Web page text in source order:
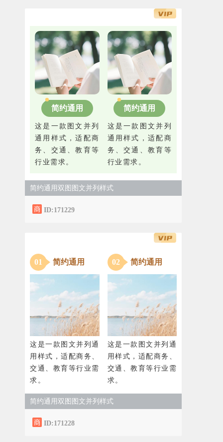
简约通用
这是一款图文并列
通用样式，适配商
务、交通、教育等
行业需求。
简约通用
这是一款图文并列
通用样式，适配商
务、交通、教育等
行业需求。
简约通用双图图文并列样式
ID:171229
01 简约通用
这是一款图文并列通
用样式，适配商务、
交通、教育等行业需
求。
02 简约通用
这是一款图文并列通
用样式，适配商务、
交通、教育等行业需
求。
简约通用双图图文并列样式
ID:171228